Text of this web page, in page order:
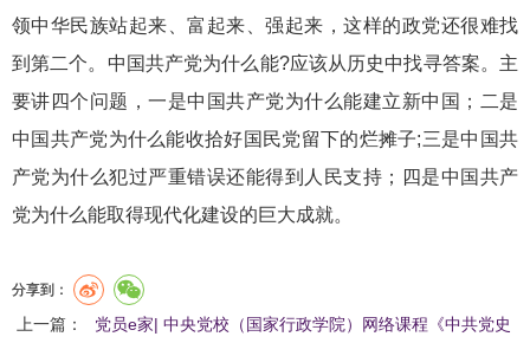
领中华民族站起来、富起来、强起来，这样的政党还很难找
到第二个。中国共产党为什么能?应该从历史中找寻答案。主
要讲四个问题，一是中国共产党为什么能建立新中国；二是
中国共产党为什么能收拾好国民党留下的烂摊子;三是中国共
产党为什么犯过严重错误还能得到人民支持；四是中国共产
党为什么能取得现代化建设的巨大成就。
分享到：
上一篇：
党员e家| 中央党校（国家行政学院）网络课程《中共党史